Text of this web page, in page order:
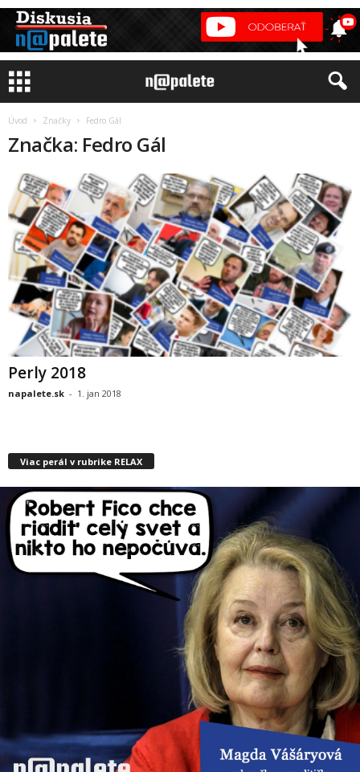
Úvod Značky Fedro Gál
Značka: Fedro Gál
Perly 2018
napalete.sk - 1. jan 2018
Viac perál v rubrike RELAX